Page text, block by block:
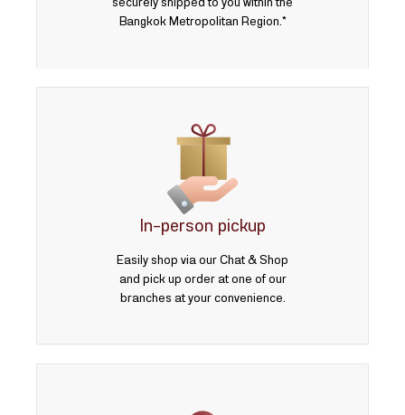
securely shipped to you within the
Bangkok Metropolitan Region.*
In-person pickup
Easily shop via our Chat & Shop
and pick up order at one of our
branches at your convenience.